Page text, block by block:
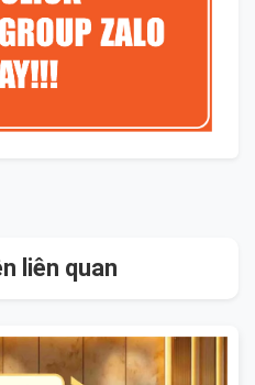
liên quan